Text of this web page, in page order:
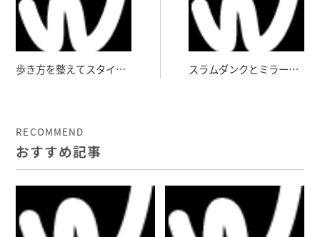
歩き方を整えてスタイル
スラムダンクとミラーニ
RECOMMEND
おすすめ記事